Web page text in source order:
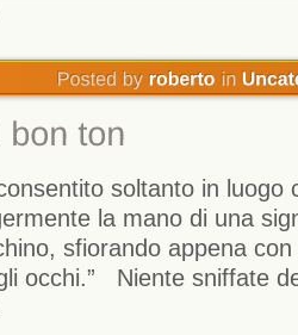
soltanto in luogo
la mano di una
sfiorando appena
occhi.” Niente sniffate